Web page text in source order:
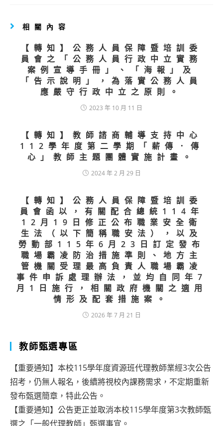
相關內容
【轉知】公務人員保障暨培訓委
員會之「公務人員行政中立實務
案例宣導手冊」、「海報」及
「告示說明」，為落實公務人員
應嚴守行政中立之原則。
2023 年 10 月 11 日
【轉知】教師諮商輔導支持中心
112學年度第二學期「薪傳．傳
心」教師主題團體實施計畫。
2024 年 2 月 29 日
【轉知】公務人員保障暨培訓委
員會函以，有關配合總統114年
12月19日修正公布職業安全衛
生法（以下簡稱職安法），以及
勞動部115年6月23日訂定發布
職場霸凌防治措施準則、地方主
管機關受理最高負責人職場霸凌
事件申訴處理辦法，並均自同年7
月1日施行，相關政府機關之適用
情形及配套措施案。
2026 年 7 月 21 日
教師甄選專區
【重要通知】本校115學年度資源班代理教師業經3次公告
招考，仍無人報名，後續將視校內課務需求，不定期重新
發布甄選簡章，特此公告。
【重要通知】公告更正並取消本校115學年度第3次教師甄
選之「一般代理教師」甄選事宜。